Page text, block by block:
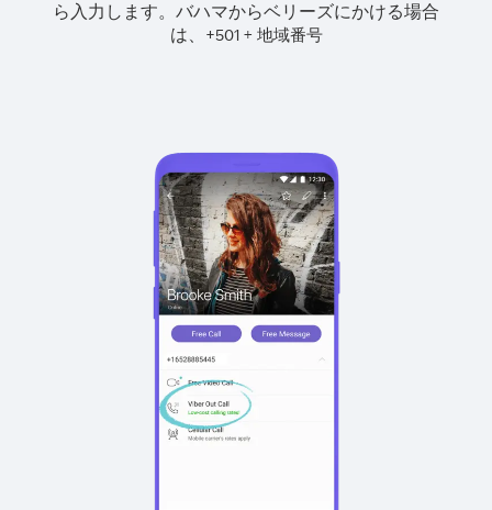
ら入力します。 バハマからベリーズにかける場合
は、
+501+ 地域番号